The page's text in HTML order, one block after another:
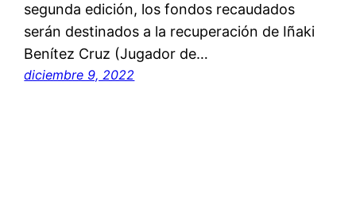
segunda edición, los fondos recaudados
serán destinados a la recuperación de Iñaki
Benítez Cruz (Jugador de…
diciembre 9, 2022